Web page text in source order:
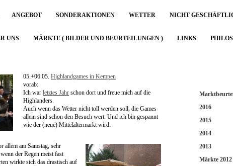
ANGEBOT SONDERAKTIONEN WETTER NICHT
UNS MÄRKTE ( BILDER UND BEURTEILUNGEN ) LINKS
05.+06.05. Highlandgames in Kempen
vorab:
Ich war letztes Jahr schon dort und freue mich auf die
Highlanders.
Auch wenn das Wetter nicht toll werden soll, die Games
allein sind schon den Besuch wert. Und ich bin gespannt
wie der (neue) Mittelaltermarkt wird.
allem am Samstag, sehr
der Regen meist fast
wirkte sich das drastisch auf
2016
2015
2014
2013
Märkte 2012